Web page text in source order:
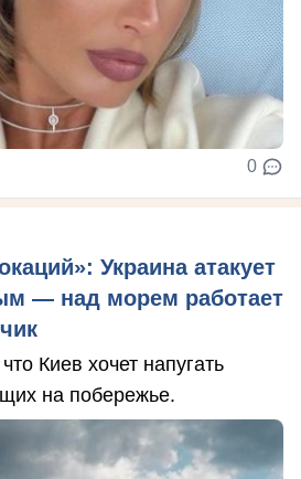
0
Украина атакует
— над морем работает
Киев хочет напугать
на побережье.